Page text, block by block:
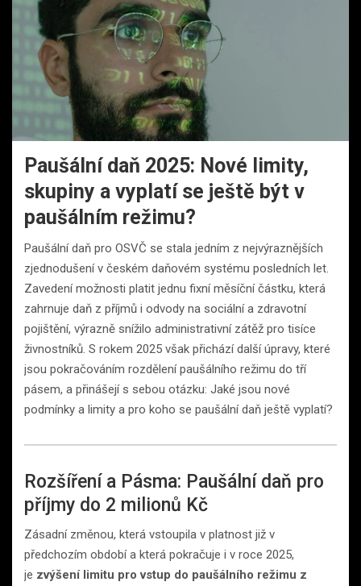
Paušální daň 2025: Nové limity,
skupiny a vyplatí se ještě být v
paušálním režimu?
Paušální daň pro OSVČ se stala jedním z nejvýraznějších
zjednodušení v českém daňovém systému posledních let.
Zavedení možnosti platit jednu fixní měsíční částku, která
zahrnuje daň z příjmů i odvody na sociální a zdravotní
pojištění, výrazně snížilo administrativní zátěž pro tisíce
živnostníků. S rokem 2025 však přichází další úpravy, které
jsou pokračováním rozdělení paušálního režimu do tří
pásem, a přinášejí s sebou otázku: Jaké jsou nové
podmínky a limity a pro koho se paušální daň ještě vyplatí?
Rozšíření a Pásma: Paušální daň pro
příjmy do 2 milionů Kč
Zásadní změnou, která vstoupila v platnost již v
předchozím období a která pokračuje i v roce 2025,
je zvýšení limitu pro vstup do paušálního režimu z